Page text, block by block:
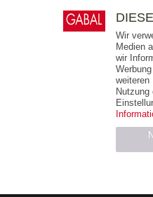
E-BOOKS
Wir
Medien
wir
weiteren